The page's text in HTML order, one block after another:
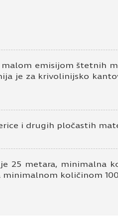
emisijom štetnih
je za krivolinijsko
i drugih pločastih
25 metara, minimalna
minimalnom količinom